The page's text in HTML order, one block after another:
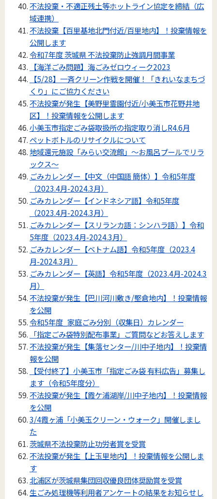
不法投棄・不適正残土等ホットライン協定を締結（広
域連携）
不法投棄【百里基地北門付近/百里地内】！投棄情報を
公開します
令和7年度 茨城県 不法投棄防止強調月間事業
【海洋ごみ問題】海ごみゼロウィーク2023
【5/28】一斉クリーン作戦を開催！「きれいなまちづ
くり」にご協力ください
不法投棄が発生【美野里霊園付近/小美玉市花野井地
区】！投棄情報を公開します
小美玉市指定ごみ袋取扱所の指定取り消しR4.6月
ペットボトルのリサイクルについて
地域還元施設「みらい交流館」～お風呂プールでリラ
ックス～
ごみカレンダー【中文（中国語 簡体）】令和5年度
（2023.4月-2024.3月）
ごみカレンダー【インドネシア語】令和5年度
（2023.4月-2024.3月）
ごみカレンダー【スリランカ語：シンハラ語）】令和
5年度（2023.4月-2024.3月）
ごみカレンダー【ベトナム語】令和5年度（2023.4
月-2024.3月）
ごみカレンダー【英語】令和5年度（2023.4月-2024.3
月）
不法投棄が発生【巴川河川敷き/堅倉地内】！投棄情報
を公開
令和5年度_家庭ごみ分別（収集日）カレンダー
「指定ごみ袋特別配布事業」ご質問などお答えします
不法投棄が発生【集落センター/川中子地内】！投棄情
報を公開
【受付終了】小美玉市「指定ごみ袋 有料広告」募集し
ます（令和5年度分）
不法投棄が発生【霞ケ浦湖岸/川中子地内】！投棄情報
を公開
3/4霞ヶ浦「小美玉クリーン・ウォーク」開催しまし
た
茨城県不法投棄防止功労者賞を受賞
不法投棄が発生【上玉里地内】！投棄情報を公開しま
す
北浦区が茨城県集団回収優良団体奨励賞を受賞
生ごみ処理機等利用者アンケートの結果をお知らせし